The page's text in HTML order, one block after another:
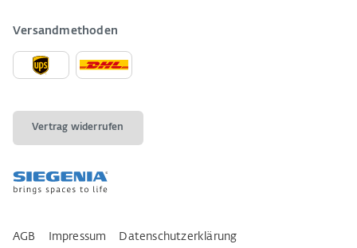
Versandmethoden
Vertrag widerrufen
AGB Impressum Datenschutzerklärung